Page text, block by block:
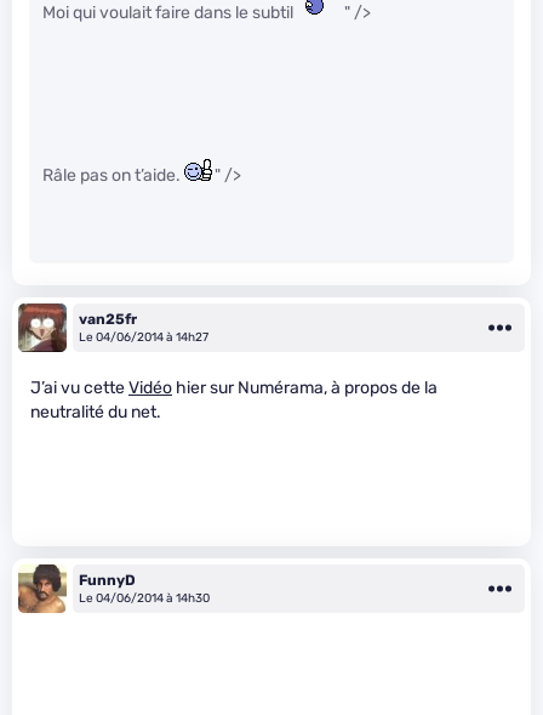
Moi qui voulait faire dans le subtil " />
Râle pas on t’aide. " />
van25fr
Le 04/06/2014 à 14h27
J’ai vu cetteVidéo hier sur Numérama, à propos de la
neutralité du net.
FunnyD
Le 04/06/2014 à 14h30